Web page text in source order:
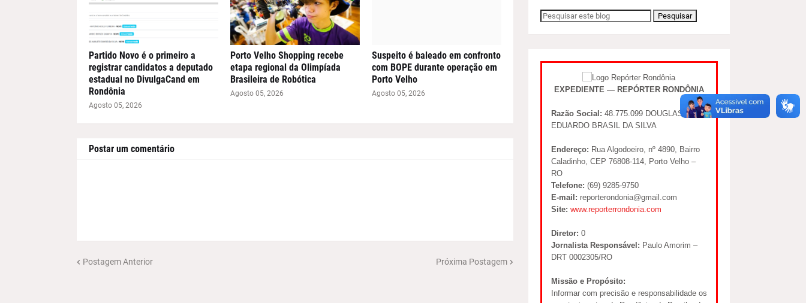
Partido Novo é o primeiro a
registrar candidatos a deputado
estadual no DivulgaCand em
Rondônia
Agosto 05, 2026
Porto Velho Shopping recebe
etapa regional da Olimpíada
Brasileira de Robótica
Agosto 05, 2026
Suspeito é baleado em confronto
com BOPE durante operação em
Porto Velho
Agosto 05, 2026
Postar um comentário
Postagem Anterior Próxima Postagem
EXPEDIENTE — REPÓRTER RONDÔNIA
Razão Social: 48.775.099 DOUGLAS
EDUARDO BRASIL DA SILVA
Endereço: Rua Algodoeiro, nº 4890, Bairro
Caladinho, CEP 76808-114, Porto Velho –
RO
Telefone: (69) 9285-9750
E-mail: reporterondonia@gmail.com
Site: www.reporterrondonia.com
Diretor: 0
Jornalista Responsável: Paulo Amorim –
DRT 0002305/RO
Missão e Propósito:
Informar com precisão e responsabilidade os